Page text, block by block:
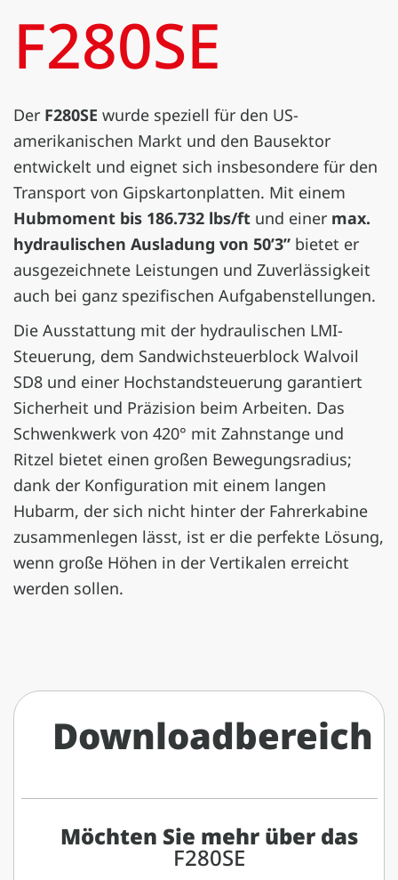
F280SE
Der F280SE wurde speziell für den US-
amerikanischen Markt und den Bausektor
entwickelt und eignet sich insbesondere für den
Transport von Gipskartonplatten. Mit einem
Hubmoment bis 186.732 lbs/ft und einer max.
hydraulischen Ausladung von 50’3” bietet er
ausgezeichnete Leistungen und Zuverlässigkeit
auch bei ganz spezifischen Aufgabenstellungen.
Die Ausstattung mit der hydraulischen LMI-
Steuerung, dem Sandwichsteuerblock Walvoil
SD8 und einer Hochstandsteuerung garantiert
Sicherheit und Präzision beim Arbeiten. Das
Schwenkwerk von 420° mit Zahnstange und
Ritzel bietet einen großen Bewegungsradius;
dank der Konfiguration mit einem langen
Hubarm, der sich nicht hinter der Fahrerkabine
zusammenlegen lässt, ist er die perfekte Lösung,
wenn große Höhen in der Vertikalen erreicht
werden sollen.
Downloadbereich
Möchten Sie mehr über das
F280SE